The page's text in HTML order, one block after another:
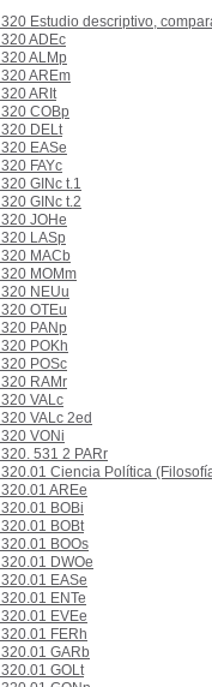
320 Estudio descriptivo,
320 ADEc
320 ALMp
320 AREm
320 ARIt
320 COBp
320 DELt
320 EASe
320 FAYc
320 GINc t.1
320 GINc t.2
320 JOHe
320 LASp
320 MACb
320 MOMm
320 NEUu
320 OTEu
320 PANp
320 POKh
320 POSc
320 RAMr
320 VALc
320 VALc 2ed
320 VONi
320. 531 2 PARr
320.01 Ciencia Política
320.01 AREe
320.01 BOBi
320.01 BOBt
320.01 BOOs
320.01 DWOe
320.01 EASe
320.01 ENTe
320.01 EVEe
320.01 FERh
320.01 GARb
320.01 GOLt